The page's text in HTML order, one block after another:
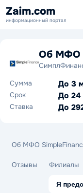
Zaim.com
информационный портал
Об МФО
Сумма
До 3
Срок До 24
Ставка До
Об МФО
Отзывы Филиалы
Я